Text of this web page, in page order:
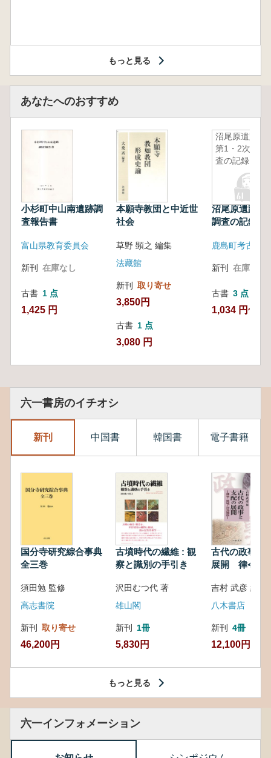
もっと見る
あなたへのおすすめ
小杉町中山南遺跡調
査報告書
富山県教育委員会
新刊 在庫なし
古書 1 点
1,425 円
本願寺教団と中近世
社会
草野 顕之 編集
法藏館
新刊 取り寄せ
3,850円
古書 1 点
3,080 円
沼尾原遺跡
第1・2次調
査の記録
沼尾原遺跡第
調査の記録
新刊 在庫なし
古書 3 点
1,034 円~
六一書房のイチオシ
新刊 中国書 韓国書 電子書籍
国分寺研究綜合事典
全三巻
須田勉 監修
高志書院
新刊 取り寄せ
46,200円
古墳時代の繊維 : 観
察と識別の手引き
沢田むつ代 著
雄山閣
新刊 1冊
5,830円
古代の政事と
展開 律令・
吉村 武彦 編集
八木書店
新刊 4冊
12,100円
もっと見る
六一インフォメーション